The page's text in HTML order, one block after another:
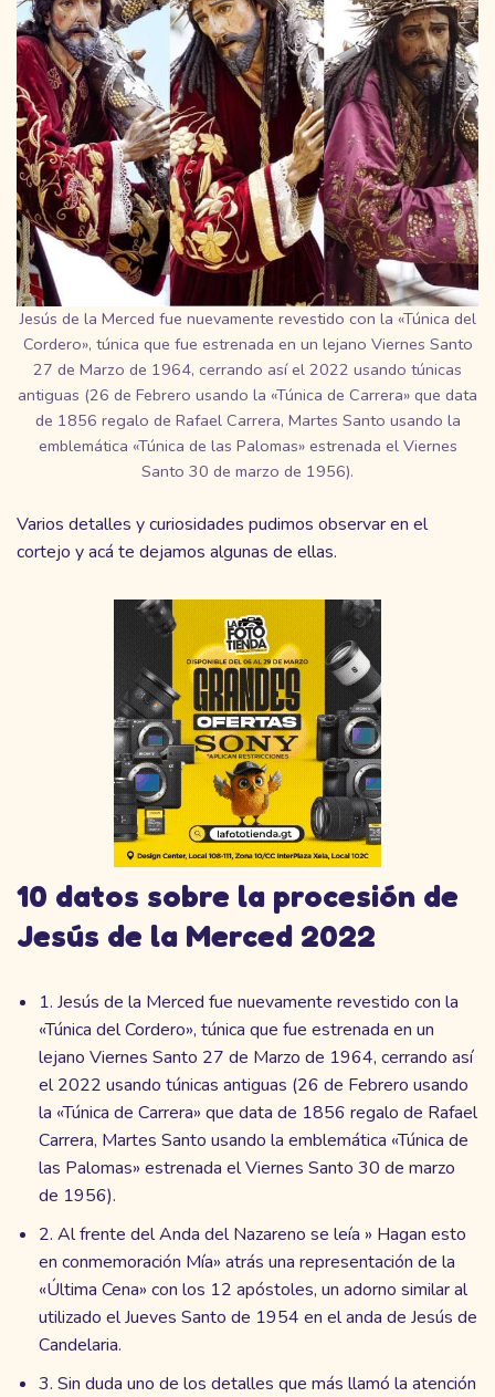
Jesús de la Merced fue nuevamente revestido con la «Túnica del
Cordero», túnica que fue estrenada en un lejano Viernes Santo
27 de Marzo de 1964, cerrando así el 2022 usando túnicas
antiguas (26 de Febrero usando la «Túnica de Carrera» que data
de 1856 regalo de Rafael Carrera, Martes Santo usando la
emblemática «Túnica de las Palomas» estrenada el Viernes
Santo 30 de marzo de 1956).
Varios detalles y curiosidades pudimos observar en el
cortejo y acá te dejamos algunas de ellas.
10 datos sobre la procesión de
Jesús de la Merced 2022
1. Jesús de la Merced fue nuevamente revestido con la
«Túnica del Cordero», túnica que fue estrenada en un
lejano Viernes Santo 27 de Marzo de 1964, cerrando así
el 2022 usando túnicas antiguas (26 de Febrero usando
la «Túnica de Carrera» que data de 1856 regalo de Rafael
Carrera, Martes Santo usando la emblemática «Túnica de
las Palomas» estrenada el Viernes Santo 30 de marzo
de 1956).
2. Al frente del Anda del Nazareno se leía » Hagan esto
en conmemoración Mía» atrás una representación de la
«Última Cena» con los 12 apóstoles, un adorno similar al
utilizado el Jueves Santo de 1954 en el anda de Jesús de
Candelaria.
3. Sin duda uno de los detalles que más llamó la atención